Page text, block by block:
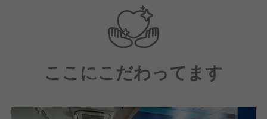
ていたら自然と手が差し伸べられる、そんな家族のよ
うな温かさがあるチームです。
ここにこだわってます